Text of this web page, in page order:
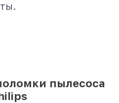
пылесоса